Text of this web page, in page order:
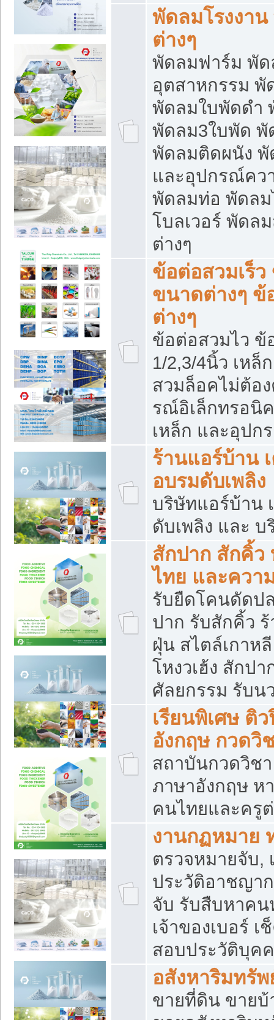
พัดลมโรงงา
ต่างๆ
พัดลมฟาร์ม พัด
อุตสาหกรรม
พัดลมใบพัดดำ
พัดลม3ใบพัด พั
พัดลมติดผนัง
และอุปกรณ์คว
พัดลมท่อ พัดลม
โบลเวอร์ พัดล
ต่างๆ
ข้อต่อสวมเร็
ขนาดต่างๆ ข้
ต่างๆ
ข้อต่อสวมไว ข้
1/2,3/4นิ้ว เหล็
สวมล็อคไม่ต้อ
รณ์อิเล็กทรอนิ
เหล็ก และอุปก
ร้านแอร์บ้าน
อบรมดับเพลิง
บริษัทแอร์บ้าน
ดับเพลิง และ
สักปาก สักคิ้
ไทย และควา
รับยืดโคนดัดป
ปาก รับสักคิ้ว
ฝุ่น สไตล์เกาห
โหงวเฮ้ง สักป
ศัลยกรรม รับน
เรียนพิเศษ ติ
อังกฤษ กวดวิ
สถาบันกวดวิช
ภาษาอังกฤษ ห
คนไทยและครู
งานกฏหมาย
ตรวจหมายจับ,
ประวัติอาชญา
จับ รับสืบหาคน
เจ้าของเบอร์
สอบประวัติบุค
อสังหาริมทรัพ
ขายที่ดิน ขายบ้